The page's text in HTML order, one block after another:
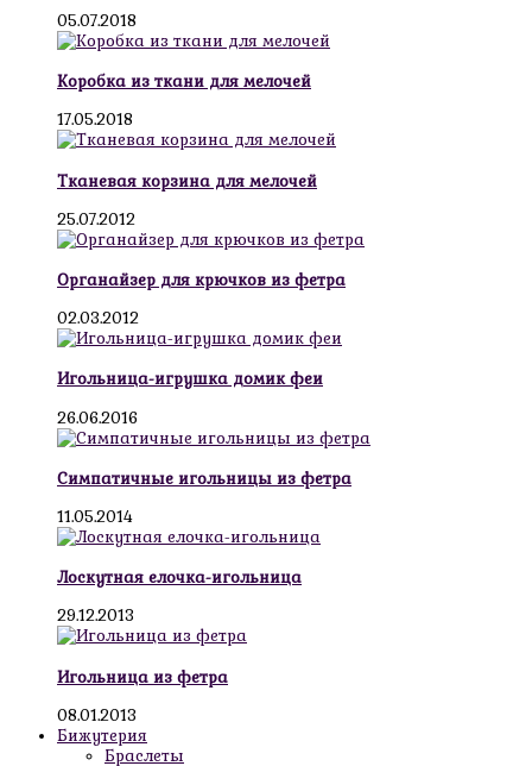
05.07.2018
Коробка из ткани для мелочей
17.05.2018
Тканевая корзина для мелочей
25.07.2012
Органайзер для крючков из фетра
02.03.2012
Игольница-игрушка домик феи
26.06.2016
Симпатичные игольницы из фетра
11.05.2014
Лоскутная елочка-игольница
29.12.2013
Игольница из фетра
08.01.2013
Бижутерия
Браслеты